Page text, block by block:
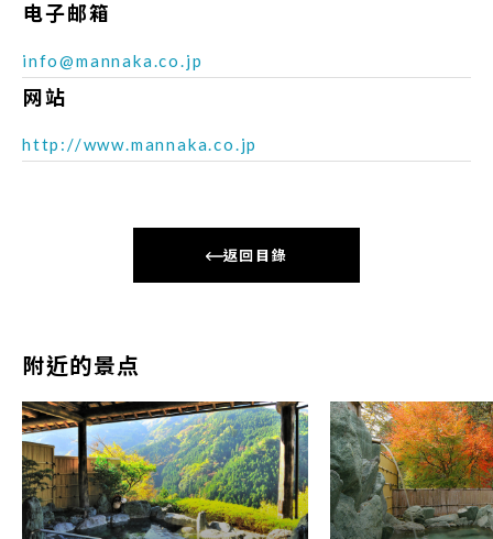
电子邮箱
info@mannaka.co.jp
网站
http://www.mannaka.co.jp
返回目錄
附近的景点